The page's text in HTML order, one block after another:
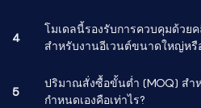
4
โมเดลนี้รองรับการควบคุมด้วย
สำหรับงานอีเวนต์ขนาดใหญ่หรื
5
ปริมาณสั่งซื้อขั้นต่ำ (MOQ) สำ
กำหนดเองคือเท่าไร?